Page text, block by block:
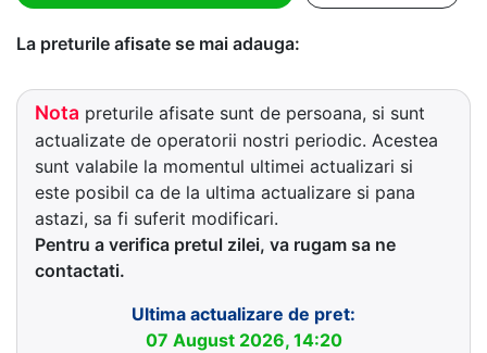
La preturile afisate se mai adauga:
Nota preturile afisate sunt de persoana, si sunt
actualizate de operatorii nostri periodic. Acestea
sunt valabile la momentul ultimei actualizari si
este posibil ca de la ultima actualizare si pana
astazi, sa fi suferit modificari.
Pentru a verifica pretul zilei, va rugam sa ne
contactati.
Ultima actualizare de pret:
07 August 2026, 14:20